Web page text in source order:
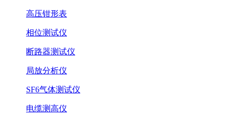
高压钳形表
相位测试仪
断路器测试仪
局放分析仪
SF6气体测试仪
电缆测高仪